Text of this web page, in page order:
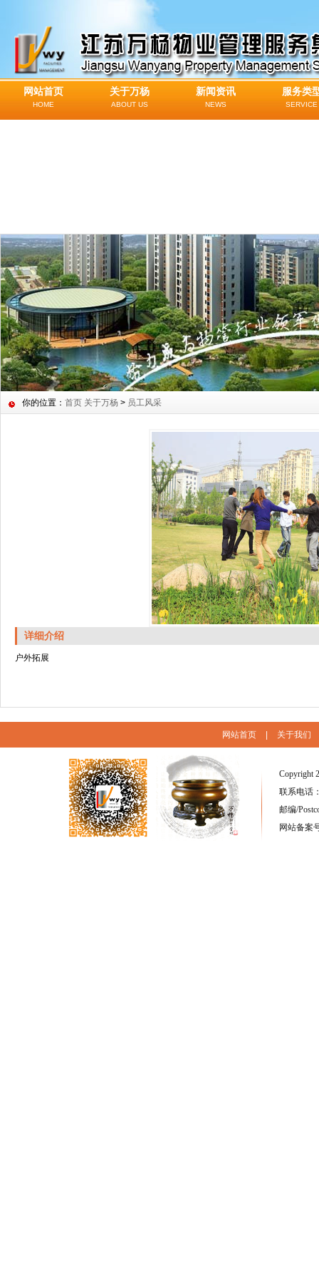
网站首页
HOME
关于万杨
ABOUT US
新闻资讯
NEWS
服务类
SERVICE
你的位置： 首页 关于万杨 > 员工风采
详细介绍
户外拓展
网站首页 关于我们
Copyright
联系电话
邮编/
网站备案